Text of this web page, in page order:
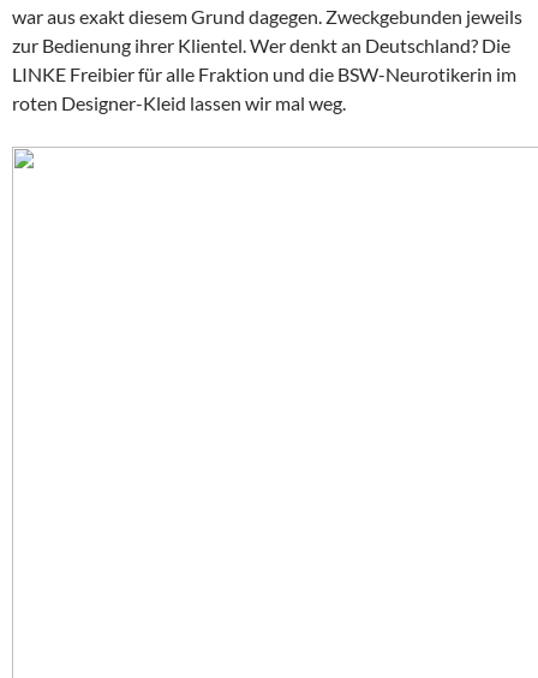
war aus exakt diesem Grund dagegen. Zweckgebunden jeweils
zur Bedienung ihrer Klientel. Wer denkt an Deutschland? Die
LINKE Freibier für alle Fraktion und die BSW-Neurotikerin im
roten Designer-Kleid lassen wir mal weg.